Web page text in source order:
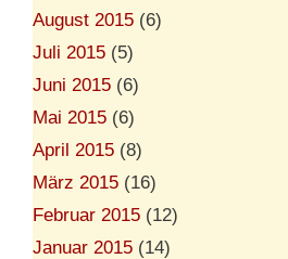
August 2015 (6)
Juli 2015 (5)
Juni 2015 (6)
Mai 2015 (6)
April 2015 (8)
März 2015 (16)
Februar 2015 (12)
Januar 2015 (14)